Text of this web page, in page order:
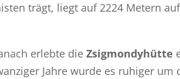
trägt, liegt auf 2224 Metern
erlebte dieZsigmondyhütte
Jahre wurde es ruhiger um